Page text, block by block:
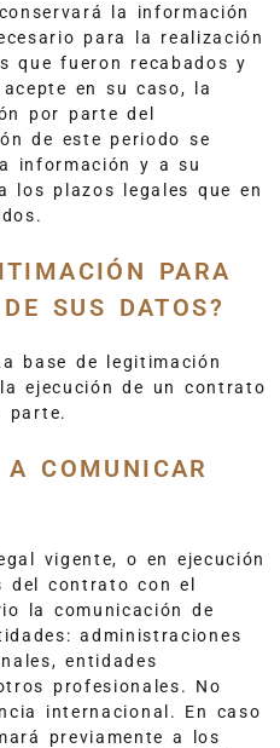
la información
para la realización
que fueron recabados y
en su caso, la
por parte del
de este periodo se
información y a su
los plazos legales que en
PARA
SUS DATOS?
base de legitimación
ejecución de un contrato
parte.
COMUNICAR
vigente, o en ejecución
del contrato con el
la comunicación de
administraciones
entidades
profesionales. No
internacional. En caso
previamente a los